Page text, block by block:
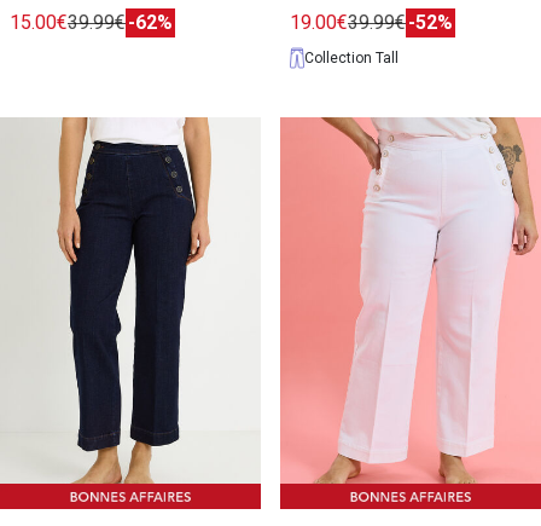
15.00€39.99€-62% 19.00€39.99€-52%
Collection Tall